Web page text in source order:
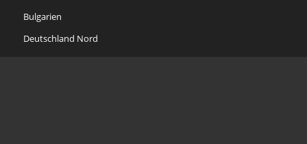
Bulgarien
Deutschland Nord